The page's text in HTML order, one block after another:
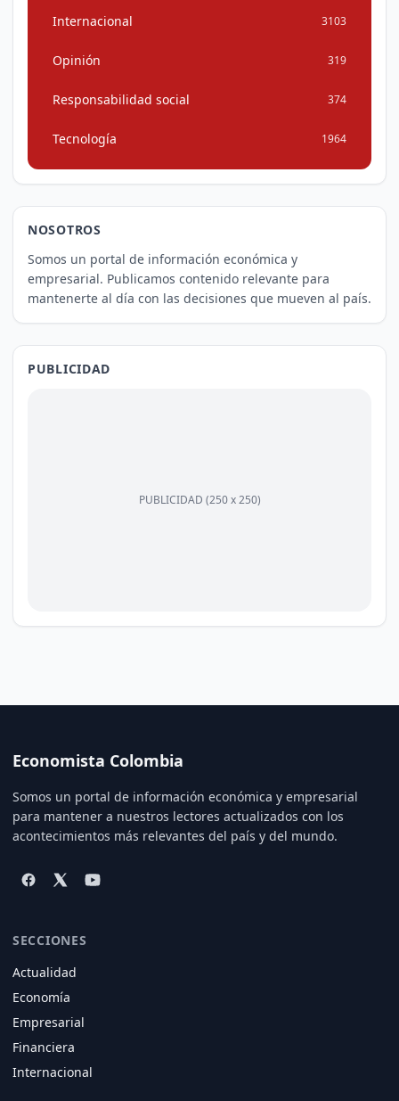
Internacional 3103
Opinión 319
Responsabilidad social 374
Tecnología 1964
NOSOTROS
Somos un portal de información económica y
empresarial. Publicamos contenido relevante para
mantenerte al día con las decisiones que mueven al país.
PUBLICIDAD
PUBLICIDAD (250 x 250)
Economista Colombia
Somos un portal de información económica y empresarial
para mantener a nuestros lectores actualizados con los
acontecimientos más relevantes del país y del mundo.
SECCIONES
Actualidad
Economía
Empresarial
Financiera
Internacional